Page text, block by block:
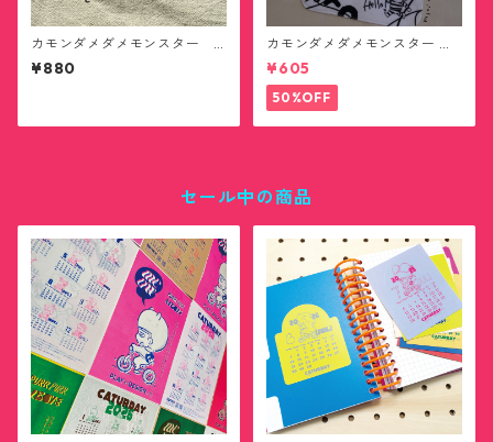
カモンダメダメモンスター
缶バッジ
¥880
カモンダメダメモンスター ハ
ンカチタオル(送料無料)
¥605
50%OFF
セール中の商品